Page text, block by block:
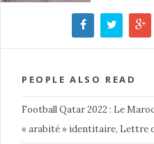
PEOPLE ALSO READ
Football Qatar 2022 : Le
« arabité » identitaire, Lettre